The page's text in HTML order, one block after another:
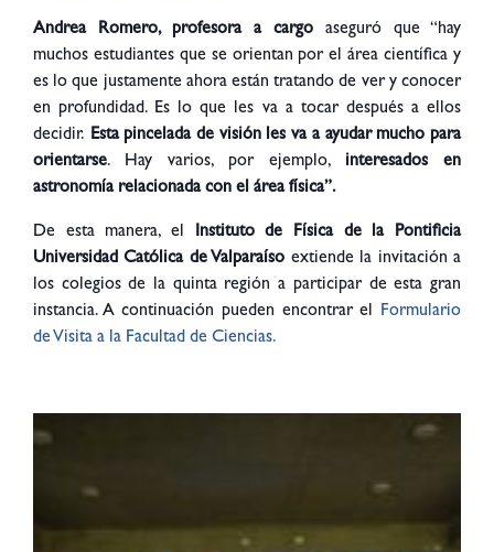
Andrea Romero, profesora a cargo aseguró que “hay
muchos estudiantes que se orientan por el área científica y
es lo que justamente ahora están tratando de ver y conocer
en profundidad. Es lo que les va a tocar después a ellos
decidir. Esta pincelada de visión les va a ayudar mucho para
orientarse. Hay varios, por ejemplo, interesados en
astronomía relacionada con el área física”.
De esta manera, el Instituto de Física de la Pontificia
Universidad Católica de Valparaíso extiende la invitación a
los colegios de la quinta región a participar de esta gran
instancia. A continuación pueden encontrar el Formulario
de Visita a la Facultad de Ciencias.